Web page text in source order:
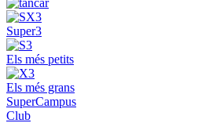
Super3
Els més petits
Els més grans
SuperCampus
Club